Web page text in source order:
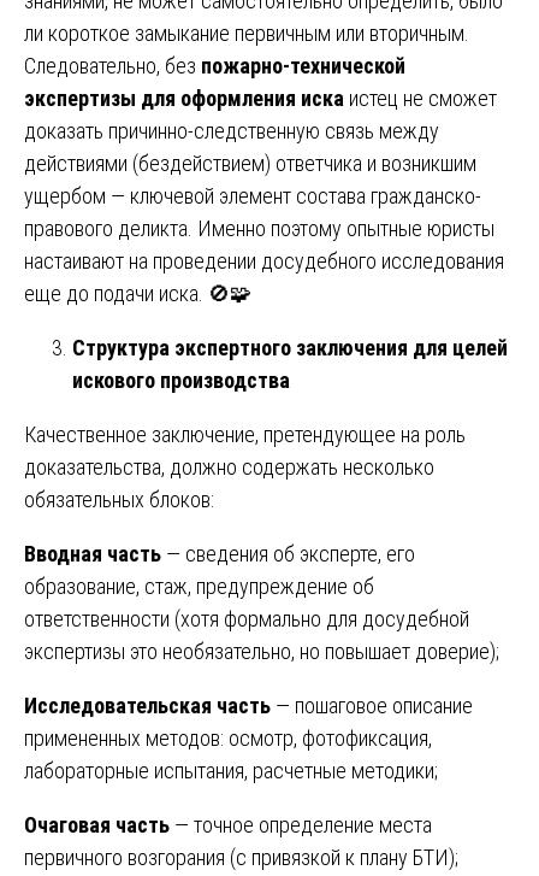
ли короткое замыкание первичным или вторичным.
Следовательно, без пожарно-технической
экспертизы для оформления иска истец не сможет
доказать причинно-следственную связь между
действиями (бездействием) ответчика и возникшим
ущербом — ключевой элемент состава гражданско-
правового деликта. Именно поэтому опытные юристы
настаивают на проведении досудебного исследования
еще до подачи иска. 🚫🧩
Структура экспертного заключения для целей
искового производства
Качественное заключение, претендующее на роль
доказательства, должно содержать несколько
обязательных блоков:
Вводная часть — сведения об эксперте, его
образование, стаж, предупреждение об
ответственности (хотя формально для досудебной
экспертизы это необязательно, но повышает доверие);
Исследовательская часть — пошаговое описание
примененных методов: осмотр, фотофиксация,
лабораторные испытания, расчетные методики;
Очаговая часть — точное определение места
первичного возгорания (с привязкой к плану БТИ);